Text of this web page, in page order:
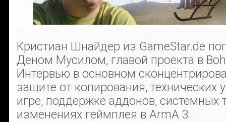
Кристиан Шнайдер из GameStar.de
Деном Мусилом, главой проекта в
Интервью в основном
защите от копирования, технических
игре, поддержке аддонов, системных
изменениях геймплея в ArmA 3.